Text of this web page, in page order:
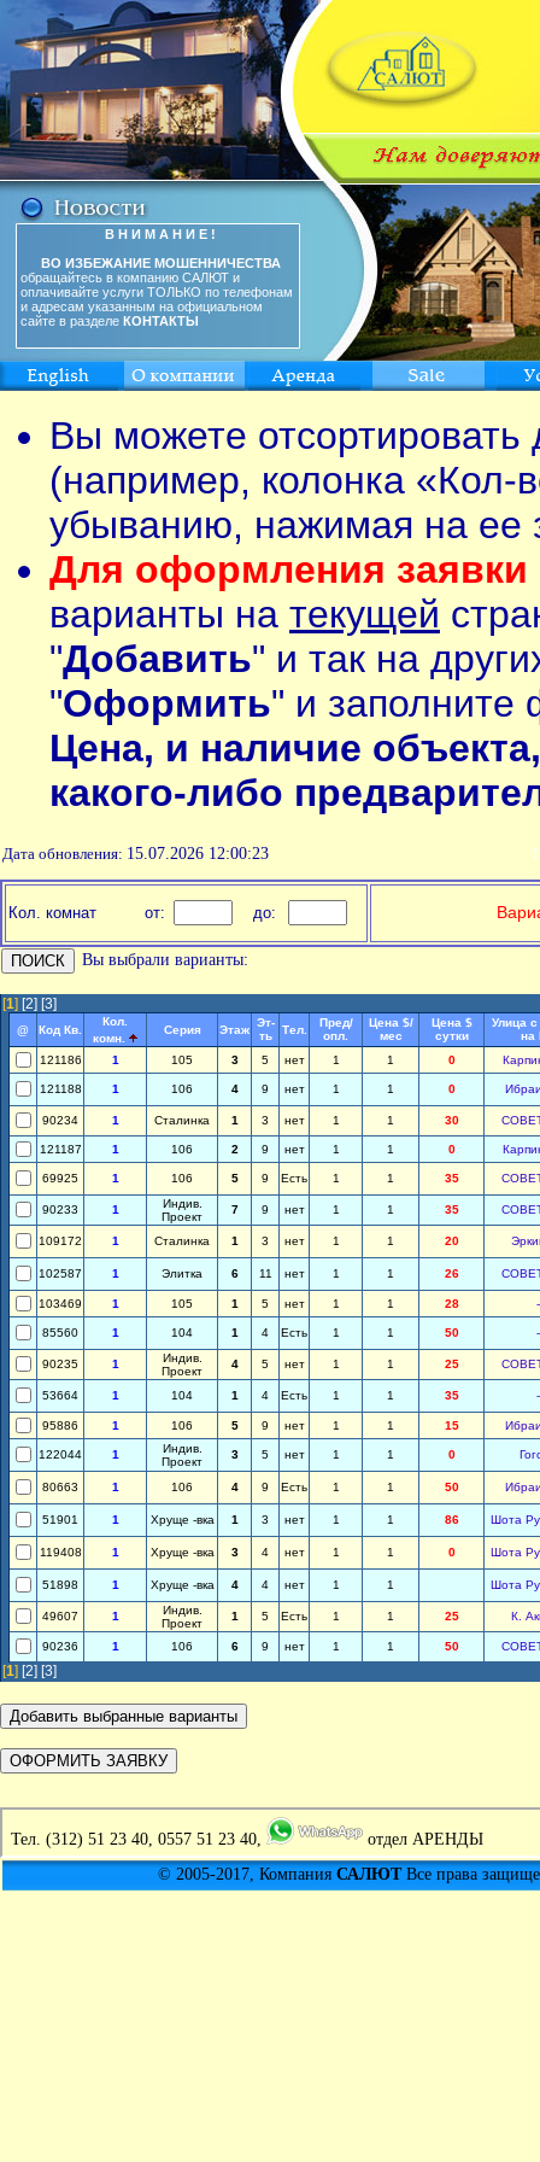
В Н И М А Н И Е !
ВО ИЗБЕЖАНИЕ МОШЕННИЧЕСТВА
обращайтесь в компанию САЛЮТ и
оплачивайте услуги ТОЛЬКО по телефонам
и адресам указанным на официальном
сайте в разделе КОНТАКТЫ
Вы можете
(например, колонка «Кол-
убыванию, нажимая на ее
Для оформления заявки
варианты на текущей
"Добавить" и так на
"Оформить" и заполните
Цена, и наличие
какого-либо
Дата обновления: 15.07.2026 12:00:23
Кол. комнат от: до:
Вы выбрали варианты:
[1] [2] [3]
@ Код Кв.
Кол.
комн.
Серия Этаж
Эт-
ть
Тел.
Пред/
опл.
Цена $/
мес
Цена $
сутки
Улица
на
121186
1 105 3 5 нет 1 1 0
121188 1 106 4 9 нет 1 1 0
90234 1 Сталинка 1 3 нет 1 1 30
121187 1 106 2 9 нет 1 1 0
69925 1 106 5 9 Есть 1 1 35
90233 1
Индив.
Проект
7 9 нет 1 1 35
109172 1 Сталинка 1 3 нет 1 1 20
102587 1 Элитка 6 11 нет 1 1 26
103469 1 105 1 5 нет 1 1 28 -
85560 1 104 1 4 Есть 1 1 50 -
90235 1
Индив.
Проект
4 5 нет 1 1 25
53664 1 104 1 4 Есть 1 1 35 -
95886 1 106 5 9 нет 1 1 15
122044 1
Индив.
Проект
3 5 нет 1 1 0
80663 1 106 4 9 Есть 1 1 50
51901 1 Хруще -вка 1 3 нет 1 1 86 Шота
119408 1 Хруще -вка 3 4 нет 1 1 0 Шота
51898 1 Хруще -вка 4 4 нет 1 1 Шота
49607 1
Индив.
Проект
1 5 Есть 1 1 25 К.
90236 1 106 6 9 нет 1 1 50
[1] [2] [3]
Тел. (312) 51 23 40, 0557 51 23 40,
отдел АРЕНДЫ
© 2005-2017, Компания САЛЮТВсе права